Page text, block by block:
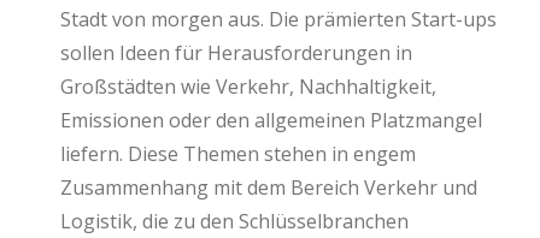
Stadt von morgen aus. Die prämierten Start-ups
sollen Ideen für Herausforderungen in
Großstädten wie Verkehr, Nachhaltigkeit,
Emissionen oder den allgemeinen Platzmangel
liefern. Diese Themen stehen in engem
Zusammenhang mit dem Bereich Verkehr und
Logistik, die zu den Schlüsselbranchen